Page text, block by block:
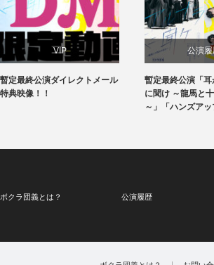
VIP
暫定最終公演ダイレクトメール
特典映像！！
公演
暫定最終公演「
に聞け ～龍馬と
～」「ハンズアッ
ボクラ団義とは？ 公演履歴